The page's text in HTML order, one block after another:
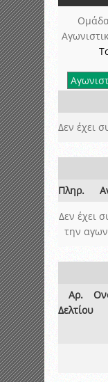
Δεν έχει
Πληρ.
Δεν έχει
την
Αρ.
Δελτίου